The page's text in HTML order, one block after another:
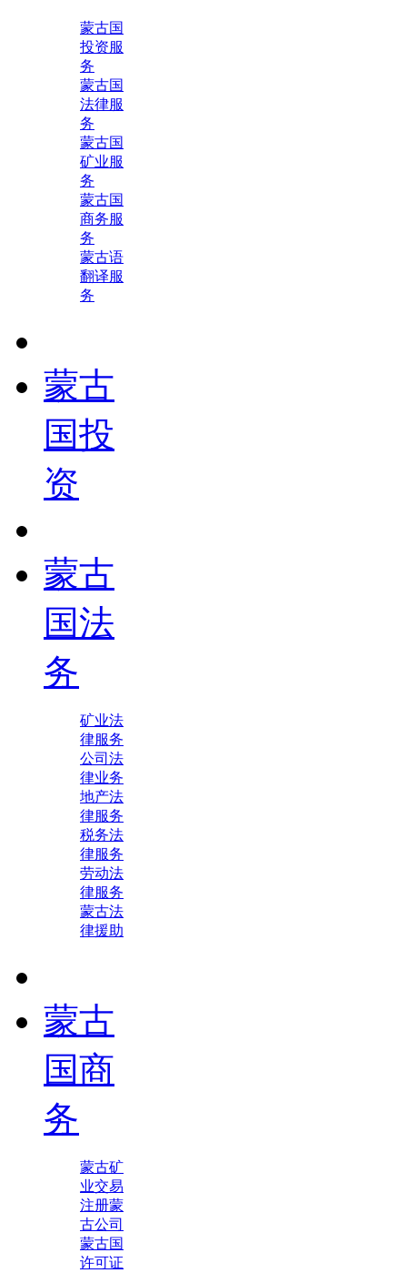
蒙古国
投资服
务
蒙古国
法律服
务
蒙古国
矿业服
务
蒙古国
商务服
务
蒙古语
翻译服
务
蒙古
国投
资
蒙古
国法
务
矿业法
律服务
公司法
律业务
地产法
律服务
税务法
律服务
劳动法
律服务
蒙古法
律援助
蒙古
国商
务
蒙古矿
业交易
注册蒙
古公司
蒙古国
许可证